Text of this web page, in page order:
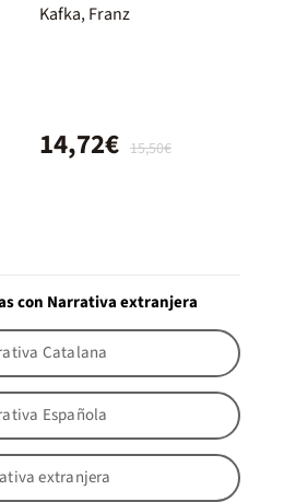
Kafka, Franz
15,50€
14,72€
con Narrativa extranjera
Catalana
Española
extranjera